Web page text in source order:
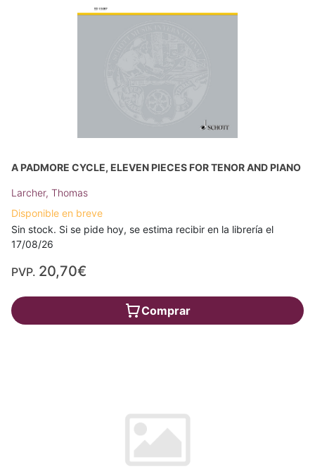
A PADMORE CYCLE, ELEVEN PIECES FOR TENOR AND PIANO
Larcher, Thomas
Disponible en breve
Sin stock. Si se pide hoy, se estima recibir en la librería el
17/08/26
PVP. 20,70€
Comprar